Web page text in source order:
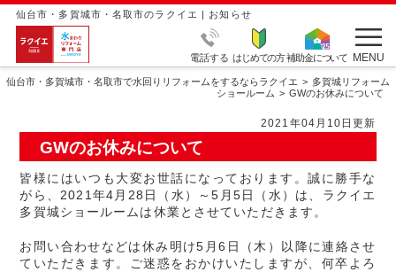
仙台市・多賀城市・名取市のラクイエ | お知らせ
電話する はじめての方補助金について MENU
仙台市・多賀城市・名取市で水回りリフォームをするならラクイエ
多賀城リフォーム
ショールーム
GWのお休みについて
2021年04月10日更新
GWのお休みについて
皆様にはいつも大変お世話になっております。誠に勝手な
がら、2021年4月28日（水）～5月5日（水）は、ラクイエ
多賀城ショールームは休業とさせていただきます。
お問い合わせなどは休み明け5月6日（木）以降に連絡させ
ていただきます。ご迷惑をおかけいたしますが、何卒よろ